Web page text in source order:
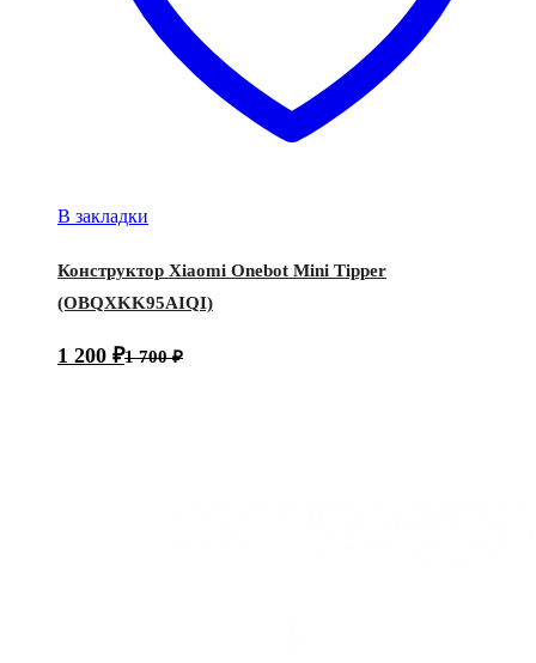
В закладки
Конструктор Xiaomi Onebot Mini Tipper
(OBQXKK95AIQI)
1 200 ₽1 700₽